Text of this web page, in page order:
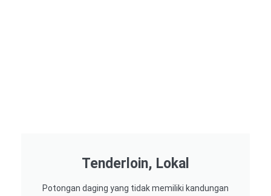
Tenderloin, Lokal
Potongan daging yang tidak memiliki kandungan